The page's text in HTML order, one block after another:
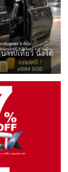
าท/เที่ยว นั่งได้